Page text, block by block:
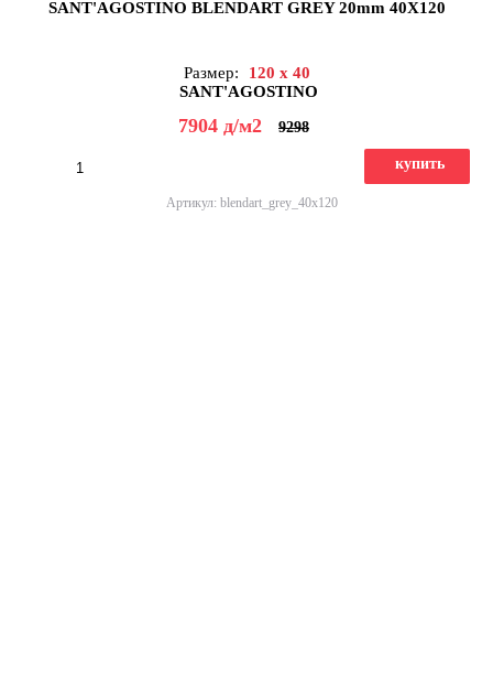
SANT'AGOSTINO BLENDART GREY 20mm 40X120
Размер:
120 x 40
SANT'AGOSTINO
7904 д/м2 9298
купить
Артикул: blendart_grey_40x120